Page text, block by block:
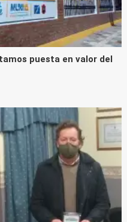
puesta en valor del